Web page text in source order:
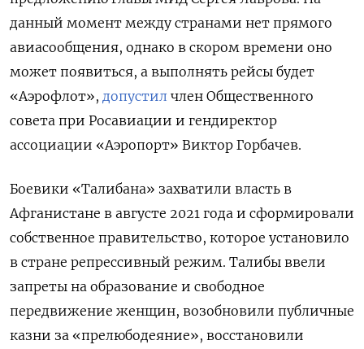
данный момент между странами нет прямого
авиасообщения, однако в скором времени оно
может появиться, а выполнять рейсы будет
«Аэрофлот», допустил член Общественного
совета при Росавиации и гендиректор
ассоциации «Аэропорт» Виктор Горбачев.
Боевики «Талибана» захватили власть в
Афганистане в августе 2021 года и сформировали
собственное правительство, которое установило
в стране репрессивный режим. Талибы ввели
запреты на образование и свободное
передвижение женщин, возобновили публичные
казни за «прелюбодеяние», восстановили